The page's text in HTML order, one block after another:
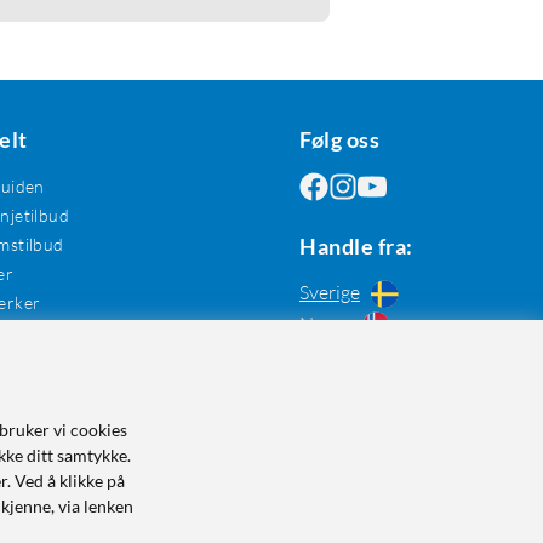
Følg oss
Handle fra:
Sverige
Norge
vi cookies
ditt samtykke.
Ved å klikke på
via lenken